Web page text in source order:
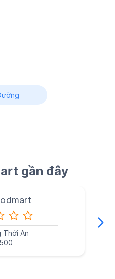
gần đây
Thới An